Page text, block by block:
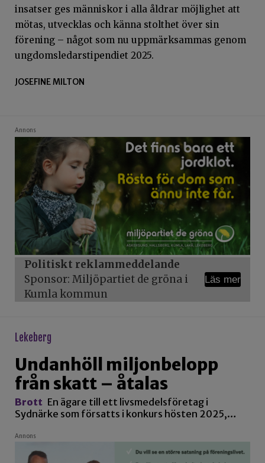
insatser ges människor i alla åldrar möjlighet att
mötas, utvecklas och känna stolthet över sin
förening – något som nu uppmärksammas genom
ungdomsledarstipendiet 2025.
JOSEFINE MILTON
Annons
Politiskt reklammeddelande
Sponsor: Miljöpartiet de gröna i
Kumla kommun
Läs mer
lekeberg
Undanhöll miljonbelopp
från skatt – åtalas
Brott En ägare till ett livsmedelsföretag i
Sydnärke som försatts i konkurs hösten 2025,…
Annons